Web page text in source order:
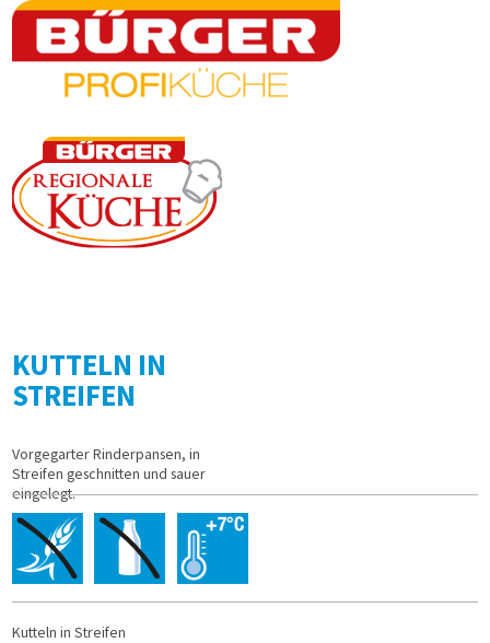
KUTTELN IN
STREIFEN
Vorgegarter Rinderpansen, in
Streifen geschnitten und sauer
eingelegt.
Kutteln in Streifen